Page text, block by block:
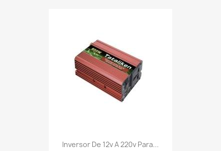
Inversor De 12v A 220v Para...